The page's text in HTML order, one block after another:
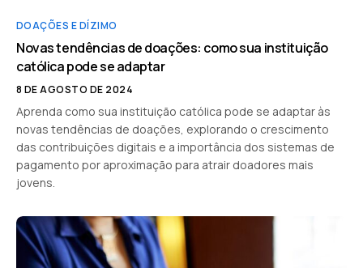
DOAÇÕES E DÍZIMO
Novas tendências de doações: como sua instituição
católica pode se adaptar
8 DE AGOSTO DE 2024
Aprenda como sua instituição católica pode se adaptar às
novas tendências de doações, explorando o crescimento
das contribuições digitais e a importância dos sistemas de
pagamento por aproximação para atrair doadores mais
jovens.